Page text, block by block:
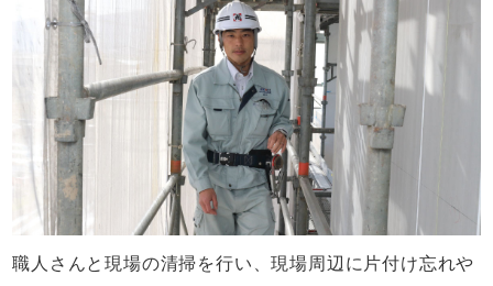
職人さんと現場の清掃を行い、現場周辺に片付け忘れや